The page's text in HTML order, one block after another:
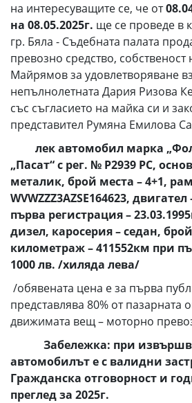
на интересуващите се, че от
на 08.05.2025г. ще се проведе в
гр. Бяла - Съдебната палата
превозно средство,
Майрямов за удовлетворяване
непълнолетната Дария Ризова
със съгласието на майка си и
представител Румяна Емилова
лек автомобил марка
„Пасат“ с рег. № Р2939 РС,
металик, брой места – 4+1,
WVWZZZ3AZSE164623,
първа регистрация –
дизел, каросерия – седан,
километраж – 411552км при
1000 лв. /хиляда лева/
/обявената цена е за първа
представлява 80% от пазарната
движимата вещ – моторно
Забележка: при
автомобилът е с валидни
Гражданска отговорност и
преглед за 2025г.